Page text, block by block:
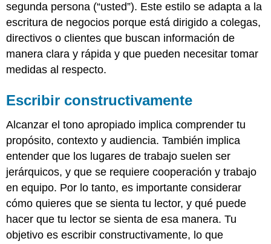
segunda persona (“usted”). Este estilo se adapta a la
escritura de negocios porque está dirigido a colegas,
directivos o clientes que buscan información de
manera clara y rápida y que pueden necesitar tomar
medidas al respecto.
Escribir constructivamente
Alcanzar el tono apropiado implica comprender tu
propósito, contexto y audiencia. También implica
entender que los lugares de trabajo suelen ser
jerárquicos, y que se requiere cooperación y trabajo
en equipo. Por lo tanto, es importante considerar
cómo quieres que se sienta tu lector, y qué puede
hacer que tu lector se sienta de esa manera. Tu
objetivo es escribir constructivamente, lo que